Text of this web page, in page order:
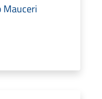
Mauceri